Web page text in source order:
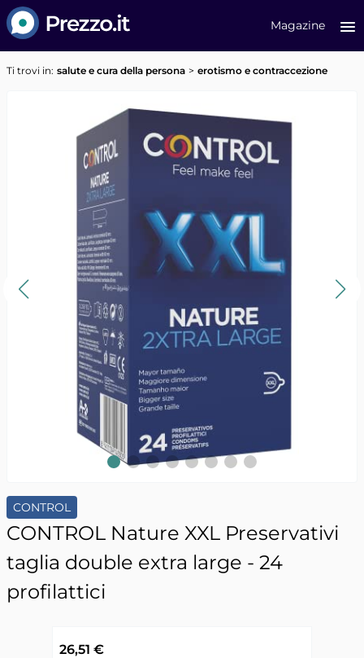
Prezzo.it
Magazine
Ti trovi in: salute e cura della persona erotismo e contraccezione
Slide 1Slide 2Slide 3Slide 4
Slide 5Slide 6
Slide 7Slide 8
CONTROL
CONTROL Nature XXL Preservativi
taglia double extra large - 24
profilattici
26,51 €